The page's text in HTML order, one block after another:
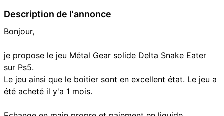
Description de l'annonce
Bonjour,
je propose le jeu Métal Gear solide Delta Snake Eater
sur Ps5.
Le jeu ainsi que le boitier sont en excellent état. Le jeu a
été acheté il y'a 1 mois.